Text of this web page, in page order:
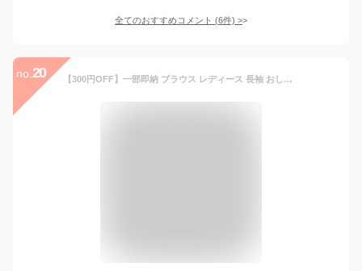
全てのおすすめコメント (6件) >
no. 20 【300円OFF】一部即納 ブラウス レディース 長袖 おしゃれ トップス シースルー シフォン インナー トップス シャツ 無地 春ブラウス 透け感 フリル袖 上品 クラシカル サイズ豊富 シフォン カジュアル きれいめ シースルー 着痩せ 4Colors